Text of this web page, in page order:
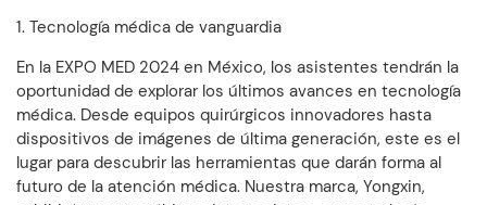
1. Tecnología médica de vanguardia
En la EXPO MED 2024 en México, los asistentes tendrán la
oportunidad de explorar los últimos avances en tecnología
médica. Desde equipos quirúrgicos innovadores hasta
dispositivos de imágenes de última generación, este es el
lugar para descubrir las herramientas que darán forma al
futuro de la atención médica. Nuestra marca, Yongxin,